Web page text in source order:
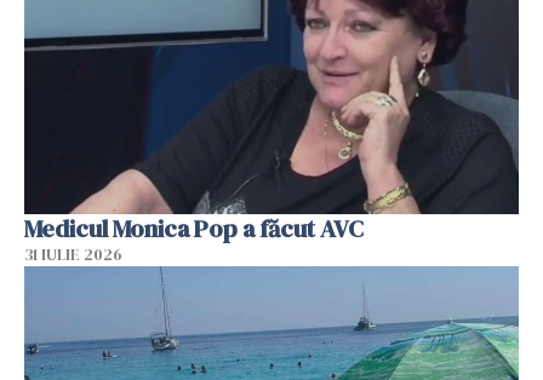
Medicul Monica Pop a făcut AVC
31 IULIE 2026